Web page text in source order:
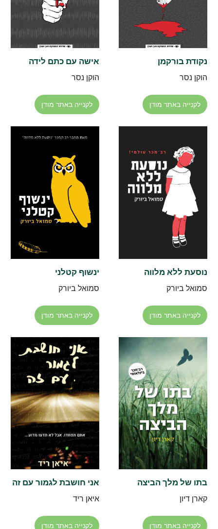
נקודת בורקמן
הוקן נסר
לקנייה באתר מודן
אישה עם כתם לידה
הוקן נסר
לקנייה באתר מודן
נוסעת ללא מלווה
סמואל ביורק
לקנייה באתר מודן
ינשוף קטלני
סמואל ביורק
לקנייה באתר מודן
בתו של מלך הביצה
קארן דיון
לקנייה באתר מודן
אני חושבת לגמור עם זה
איאן ריד
לקנייה באתר מודן